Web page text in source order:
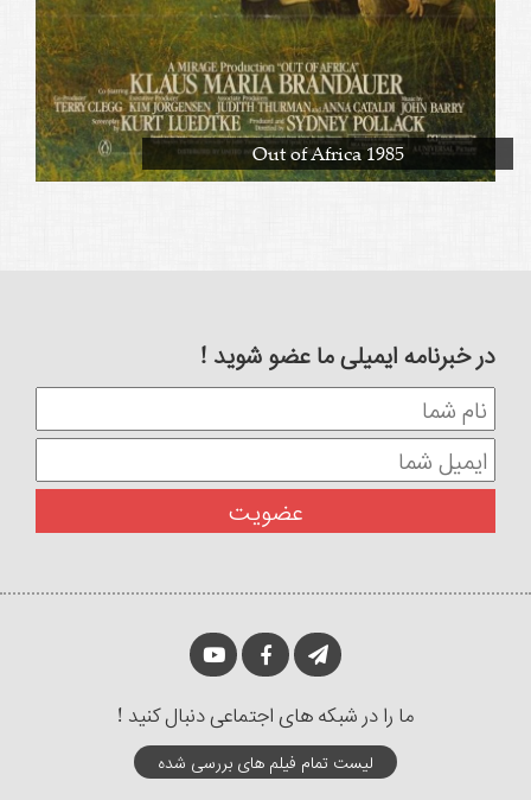
Out of Africa 1985
در خبرنامه ایمیلی ما عضو شوید !
ما را در شبکه های اجتماعی دنبال کنید !
لیست تمام فیلم های بررسی شده